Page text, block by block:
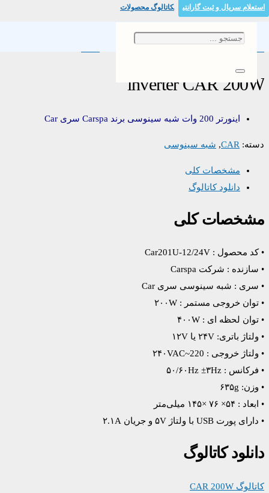
استعلام سریال و ثبت گارانتی کاتالوگ محصولات
inverter CAR 200W
اینورتر 200 وات شبه سینوسی برند Carspa سری Car
دسته: CAR
, شبه سینوسی
مشخصات کلی
دانلود کاتالوگ
مشخصات کلی
• کد محصول : Car201U-12/24V
• سازنده : شرکت Carspa
• سری : شبه سینوسی سری Car
• توان خروجی مستمر : ۲۰۰W
• توان لحظه ای : ۴۰۰W
• ولتاژ باتری: ۲۴V یا ۱۲V
• ولتاژ خروجی : ۲۴۰VAC~220
• فرکانس : ۵۰/۶۰Hz ±۳Hz
• وزن: ۶۳۵g
• ابعاد : ۵۴× ۷۶ ×۱۴۵ میلی‌متر
• دارای پورت USB با ولتاژ ۵V و جریان ۲.۱A
دانلود کاتالوگ
کاتالوگ CAR 200W